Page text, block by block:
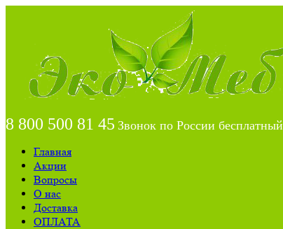
8 800 500 81 45 Звонок по России бесплатный
Главная
Акции
Вопросы
О нас
Доставка
ОПЛАТА